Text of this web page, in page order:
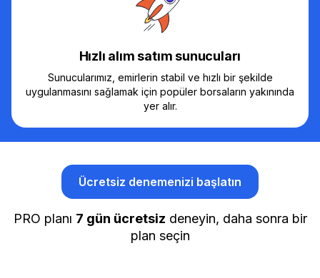
Hızlı alım satım sunucuları
Sunucularımız, emirlerin stabil ve hızlı bir şekilde
uygulanmasını sağlamak için popüler borsaların yakınında
yer alır.
Ücretsiz denemenizi başlatın
PRO planı 7 gün ücretsiz deneyin, daha sonra bir
plan seçin